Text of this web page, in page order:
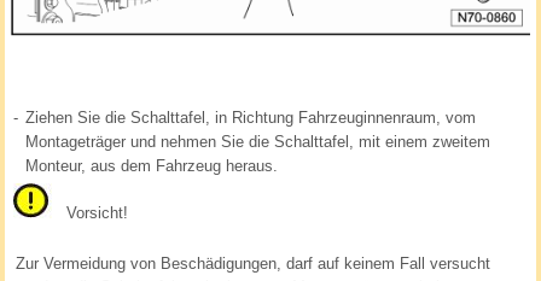
- Ziehen Sie die Schalttafel, in Richtung Fahrzeuginnenraum, vom
Montageträger und nehmen Sie die Schalttafel, mit einem zweitem
Monteur, aus dem Fahrzeug heraus.
Vorsicht!
Zur Vermeidung von Beschädigungen, darf auf keinem Fall versucht